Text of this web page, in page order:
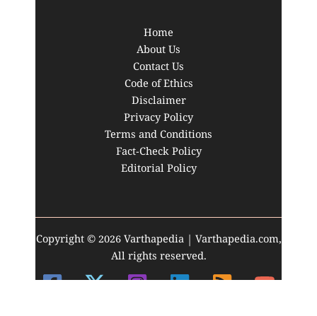
Home
About Us
Contact Us
Code of Ethics
Disclaimer
Privacy Policy
Terms and Conditions
Fact-Check Policy
Editorial Policy
Copyright © 2026 Varthapedia | Varthapedia.com,
All rights reserved.